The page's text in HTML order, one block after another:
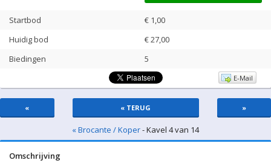
Startbod
€ 1,00
Huidig bod
€27,00
Biedingen
5
E-Mail
« « TERUG »
« Brocante / Koper- Kavel 4 van 14
Omschrijving